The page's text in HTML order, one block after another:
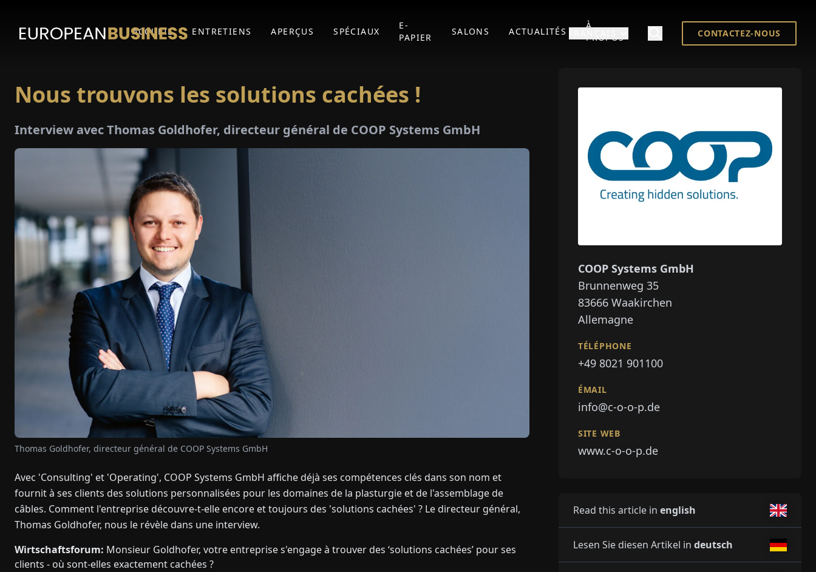
ACCUEIL ENTRETIENS APERÇUS SPÉCIAUX
E-
PAPIER
SALONS ACTUALITÉS
À
PROPOS
CONTACTEZ-NOUS
Nous trouvons les solutions cachées !
Interview avec Thomas Goldhofer, directeur général de COOP Systems GmbH
Thomas Goldhofer, directeur général de COOP Systems GmbH
Avec 'Consulting' et 'Operating', COOP Systems GmbH affiche déjà ses compétences clés dans son nom et
fournit à ses clients des solutions personnalisées pour les domaines de la plasturgie et de l'assemblage de
câbles. Comment l'entreprise découvre-t-elle encore et toujours des 'solutions cachées' ? Le directeur général,
Thomas Goldhofer, nous le révèle dans une interview.
Wirtschaftsforum: Monsieur Goldhofer, votre entreprise s'engage à trouver des ‘solutions cachées’ pour ses
clients - où sont-elles exactement cachées ?
COOP Systems GmbH
Brunnenweg 35
83666 Waakirchen
Allemagne
TÉLÉPHONE
+49 8021 901100
ÉMAIL
info@c-o-o-p.de
SITE WEB
www.c-o-o-p.de
Read this article in english
Lesen Sie diesen Artikel in deutsch